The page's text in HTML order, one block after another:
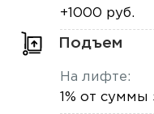
+1000 руб.
Подъем
На лифте:
1% от суммы